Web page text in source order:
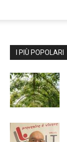
I PIÙ POPOLARI